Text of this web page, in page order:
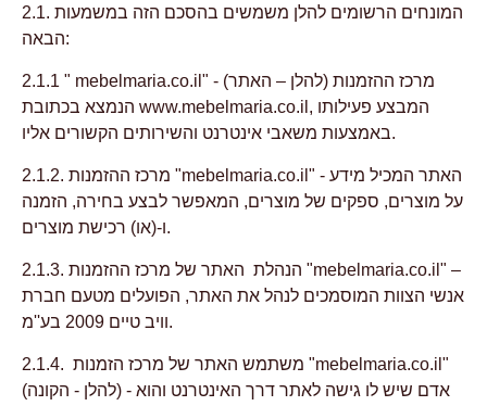
2.1. המונחים הרשומים להלן משמשים בהסכם הזה במשמעות
הבאה:
2.1.1 " mebelmaria.co.il" - מרכז ההזמנות (להלן – האתר)
הנמצא בכתובת www.mebelmaria.co.il, המבצע פעילותו
באמצעות משאבי אינטרנט והשירותים הקשורים אליו.
2.1.2. מרכז ההזמנות "mebelmaria.co.il" - האתר המכיל מידע
על מוצרים, ספקים של מוצרים, המאפשר לבצע בחירה, הזמנה
ו-(או) רכישת מוצרים.
2.1.3. הנהלת האתר של מרכז ההזמנות "mebelmaria.co.il" –
אנשי הצוות המוסמכים לנהל את האתר, הפועלים מטעם חברת
וויב טיים 2009 בע''מ.
2.1.4. משתמש האתר של מרכז הזמנות "mebelmaria.co.il"
(להלן - הקונה) - אדם שיש לו גישה לאתר דרך האינטרנט והוא